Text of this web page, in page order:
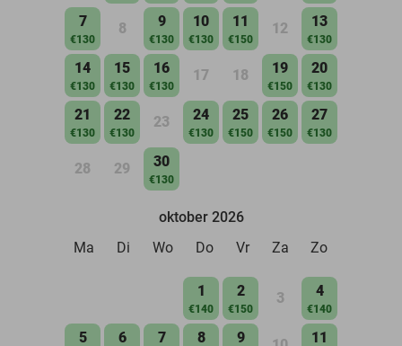
7
€130
8 9
€130
10
€130
11
€150
12 13
€130
14
€130
15
€130
16
€130
17 18 19
€150
20
€130
21
€130
22
€130
23 24
€130
25
€150
26
€150
27
€130
28 29 30
€130
oktober 2026
Ma
Di Wo Do Vr Za Zo
1
€140
2
€150
3 4
€140
5 6 7 8 9 11